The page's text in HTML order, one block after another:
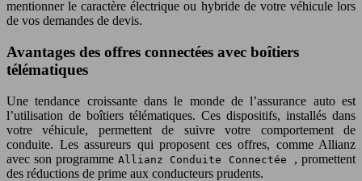
mentionner le caractère électrique ou hybride de votre véhicule lors
de vos demandes de devis.
Avantages des offres connectées avec boîtiers
télématiques
Une tendance croissante dans le monde de l’assurance auto est
l’utilisation de boîtiers télématiques. Ces dispositifs, installés dans
votre véhicule, permettent de suivre votre comportement de
conduite. Les assureurs qui proposent ces offres, comme Allianz
avec son programme Allianz Conduite Connectée , promettent
des réductions de prime aux conducteurs prudents.